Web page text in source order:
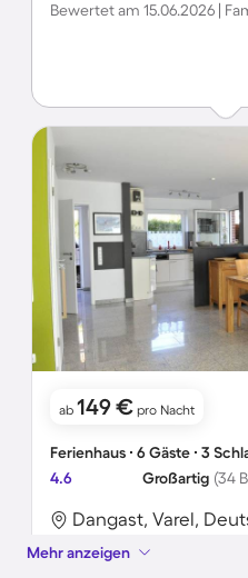
Bewertet am 15.06.2026 |
ab 149 € pro Nacht
Ferienhaus ∙ 6 Gäste ∙ 3
4.6
Großartig (34
Dangast, Varel,
Mehr anzeigen